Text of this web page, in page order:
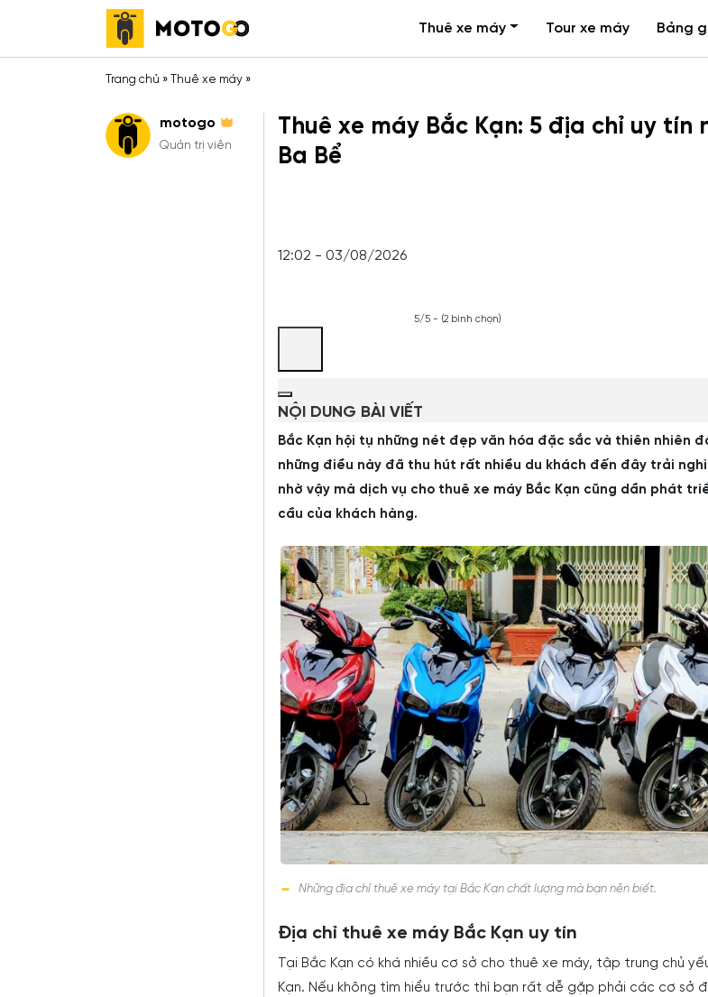
Thuê xe máy Tour xe máy Bảng
Trang chủ » Thuê xe máy »
motogo
Quản trị viên
Thuê xe máy Bắc Kạn: 5 địa chỉ uy tín
Ba Bể
12:02 - 03/08/2026
5/5 - (2 bình chọn)
NỘI DUNG BÀI VIẾT
Bắc Kạn hội tụ những nét đẹp văn hóa đặc sắc và thiên nhiên
những điều này đã thu hút rất nhiều du khách đến đây trải
nhờ vậy mà dịch vụ cho thuê xe máy Bắc Kạn cũng dần phát
cầu của khách hàng.
Những địa chỉ thuê xe máy tại Bắc Kạn chất lượng mà bạn nên biết.
Địa chỉ thuê xe máy Bắc Kạn uy tín
Tại Bắc Kạn có khá nhiều cơ sở cho thuê xe máy, tập trung chủ
Kạn. Nếu không tìm hiểu trước thì bạn rất dễ gặp phải các cơ sở